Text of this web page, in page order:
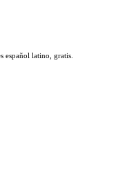
español latino, gratis.